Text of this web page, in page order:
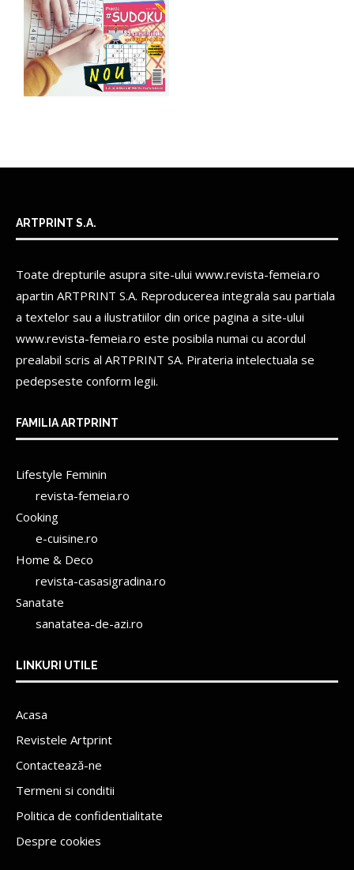
ARTPRINT S.A.
Toate drepturile asupra site-ului www.revista-femeia.ro
apartin ARTPRINT S.A. Reproducerea integrala sau partiala
a textelor sau a ilustratiilor din orice pagina a site-ului
www.revista-femeia.ro este posibila numai cu acordul
prealabil scris al ARTPRINT SA. Pirateria intelectuala se
pedepseste conform legii.
FAMILIA ARTPRINT
Lifestyle Feminin
revista-femeia.ro
Cooking
e-cuisine.ro
Home & Deco
revista-casasigradina.ro
Sanatate
sanatatea-de-azi.ro
LINKURI UTILE
Acasa
Revistele Artprint
Contactează-ne
Termeni si conditii
Politica de confidentialitate
Despre cookies